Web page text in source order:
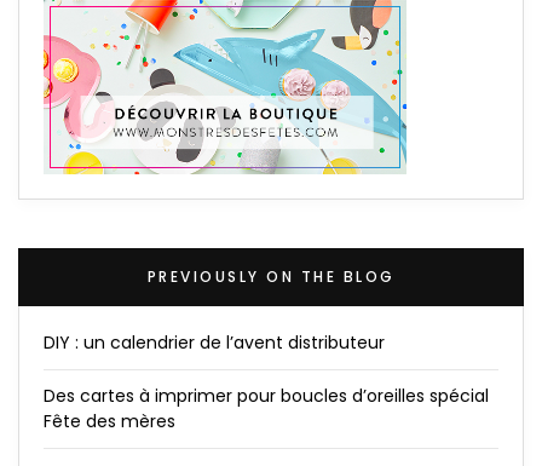
PREVIOUSLY ON THE BLOG
DIY : un calendrier de l’avent distributeur
Des cartes à imprimer pour boucles d’oreilles spécial
Fête des mères